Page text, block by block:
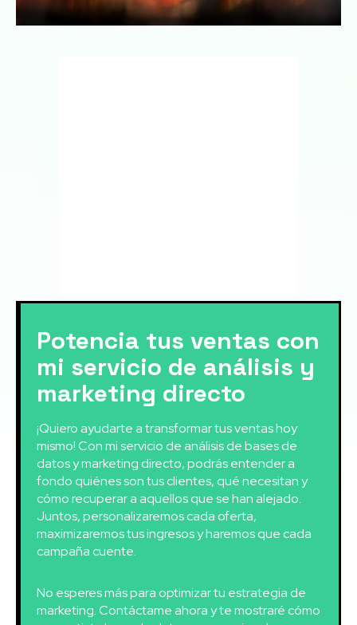
Potencia tus ventas con
mi servicio de análisis y
marketing directo
¡Quiero ayudarte a transformar tus ventas hoy
mismo! Con mi servicio de análisis de bases de
datos y marketing directo, podrás entender a
fondo quiénes son tus clientes, qué necesitan y
cómo recuperar a aquellos que se han alejado.
Juntos, personalizaremos cada oferta,
maximizaremos tus ingresos y haremos que cada
campaña cuente.
No esperes más para optimizar tu estrategia de
marketing. Contáctame ahora y te mostraré cómo